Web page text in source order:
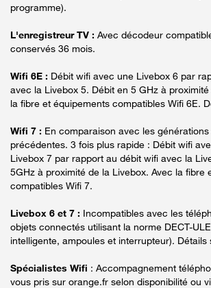
programme).
L'enregistreur TV : Avec décodeur
conservés 36 mois.
Wifi 6E : Débit wifi avec une Livebox 6 par
avec la Livebox 5. Débit en 5 GHz à
la fibre et équipements compatibles Wifi 6E.
Wifi 7 : En comparaison avec les générations
précédentes. 3 fois plus rapide : Débit wifi
Livebox 7 par rapport au débit wifi avec la
5GHz à proximité de la Livebox. Avec la fibre
compatibles Wifi 7.
Livebox 6 et 7 : Incompatibles avec les
objets connectés utilisant la norme DECT-
intelligente, ampoules et interrupteur). Détails
Spécialistes Wifi : Accompagnement
vous pris sur orange.fr selon disponibilité ou